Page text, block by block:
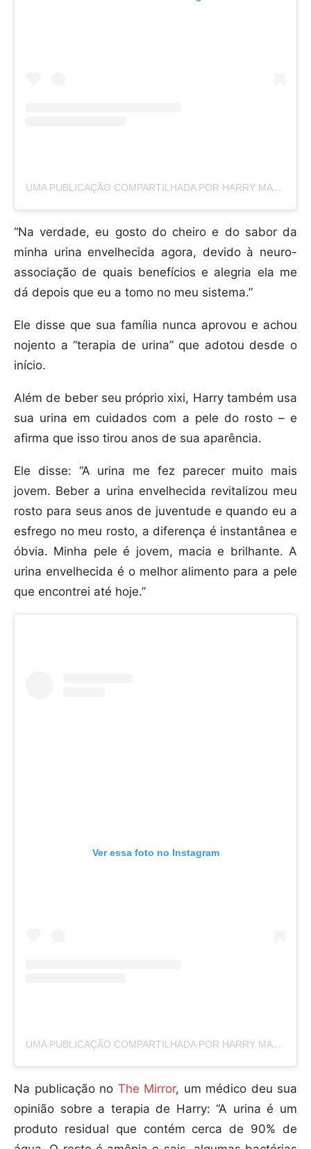
UMA PUBLICAÇÃO COMPARTILHADA POR HARRY MATADEEN (@HOLISTICHEALTHWITHHARRY)
“Na verdade, eu gosto do cheiro e do sabor da
minha urina envelhecida agora, devido à neuro-
associação de quais benefícios e alegria ela me
dá depois que eu a tomo no meu sistema.”
Ele disse que sua família nunca aprovou e achou
nojento a “terapia de urina” que adotou desde o
início.
Além de beber seu próprio xixi, Harry também usa
sua urina em cuidados com a pele do rosto – e
afirma que isso tirou anos de sua aparência.
Ele disse: “A urina me fez parecer muito mais
jovem. Beber a urina envelhecida revitalizou meu
rosto para seus anos de juventude e quando eu a
esfrego no meu rosto, a diferença é instantânea e
óbvia. Minha pele é jovem, macia e brilhante. A
urina envelhecida é o melhor alimento para a pele
que encontrei até hoje.”
Ver essa foto no Instagram
UMA PUBLICAÇÃO COMPARTILHADA POR HARRY MATADEEN (@HOLISTICHEALTHWITHHARRY)
Na publicação no The Mirror, um médico deu sua
opinião sobre a terapia de Harry: “A urina é um
produto residual que contém cerca de 90% de